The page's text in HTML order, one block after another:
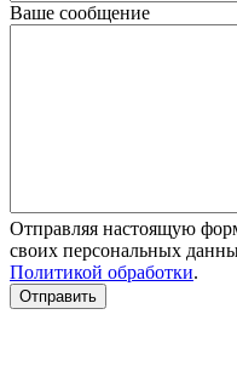
Ваше сообщение
Отправляя настоящую
своих персональных
Политикой обработки.